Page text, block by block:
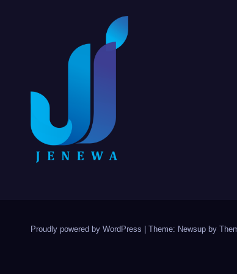
Proudly powered by WordPress Theme: Newsup by